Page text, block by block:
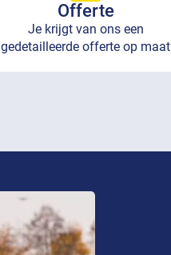
Offerte
Je krijgt van ons een
gedetailleerde offerte op maat